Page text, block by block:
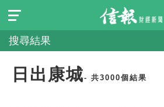
搜尋結果
日出康城- 共3000個結果